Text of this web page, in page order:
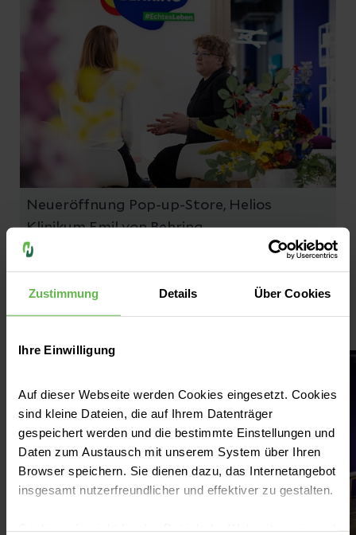
Zustimmung Details Über Cookies
Ihre Einwilligung
Auf dieser Webseite werden Cookies eingesetzt. Cookies
sind kleine Dateien, die auf Ihrem Datenträger
gespeichert werden und die bestimmte Einstellungen und
Daten zum Austausch mit unserem System über Ihren
Browser speichern. Sie dienen dazu, das Internetangebot
insgesamt nutzerfreundlicher und effektiver zu gestalten.
Neueröffnung Pop-up-Store, Helios
Klinikum Emil von Behring
© Thomas Oberländer/Helios Kliniken
Impressionen